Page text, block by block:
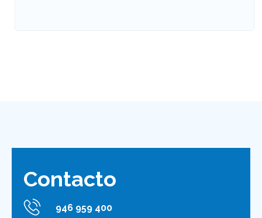
Contacto
946 959 400